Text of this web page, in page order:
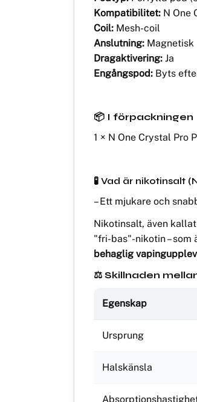
Kompatibilitet: N One
Coil: Mesh-coil
Anslutning:
Magnetisk
Dragaktivering:Ja
Engångspod: Byts
📦 I förpackningen
1 × N One Crystal Pro
🧪 Vad är nikotinsalt
– Ett mjukare och
Nikotinsalt, även kallat
"fri-bas"-nikotin – som
behaglig
⚖️ Skillnaden
Egenskap
Ursprung
Halskänsla
Absorptionshastighet